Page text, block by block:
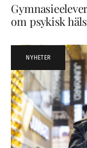
om psykisk
NYHETER